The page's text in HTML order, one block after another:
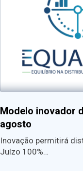
Modelo inovador
agosto
Inovação permitirá
Juízo 100%…